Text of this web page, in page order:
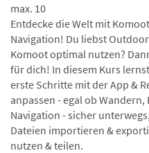
max. 10
Entdecke die Welt mit
Navigation! Du liebst
Komoot optimal nutzen?
für dich! In diesem Kurs
erste Schritte mit der App &
anpassen - egal ob
Navigation - sicher
Dateien importieren &
nutzen & teilen.